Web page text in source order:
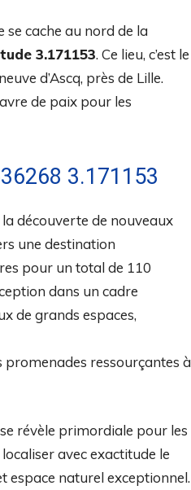
se cache au nord de la
3.171153. Ce lieu, c’est le
d’Ascq, près de Lille.
de paix pour les
3.171153
découverte de nouveaux
une destination
pour un total de 110
dans un cadre
de grands espaces,
promenades ressourçantes à
révèle primordiale pour les
avec exactitude le
espace naturel exceptionnel.